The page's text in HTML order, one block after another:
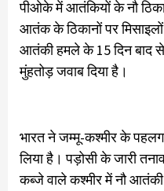
पीओके में आतंकियों के नौ
आतंक के ठिकानों पर
आतंकी हमले के 15 दिन बाद
मुंहतोड़ जवाब दिया है।
भारत ने जम्मू-कश्मीर के
लिया है। पड़ोसी के जारी
कब्जे वाले कश्मीर में नौ आतंकी